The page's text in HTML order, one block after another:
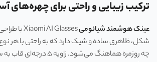
ترکیب زیبایی و راحتی برای چهره‌های
عینک هوشمند شیائومی
‌شکل، ظاهری ساده و شیک دارد که به ‌راحتی با هر
چه روزمره هماهنگ می‌شود.